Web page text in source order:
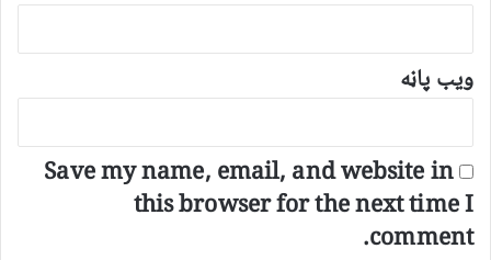
ویب پاڼه
Save my name, email, and website in
this browser for the next time I
comment.